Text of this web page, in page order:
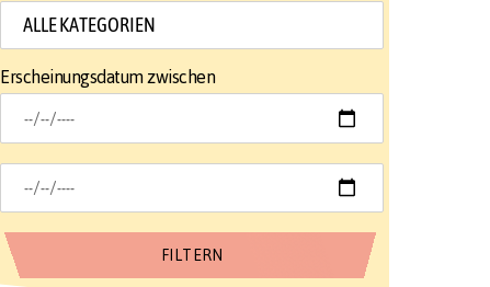
Erscheinungsdatum zwischen